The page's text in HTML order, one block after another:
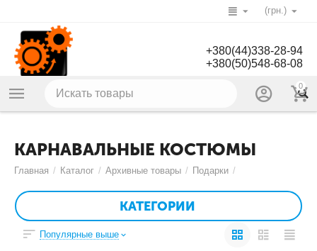
(грн.)
+380(44)338-28-94
+380(50)548-68-08
0
КАРНАВАЛЬНЫЕ КОСТЮМЫ
Главная / Каталог / Архивные товары / Подарки /
КАТЕГОРИИ
Популярные выше